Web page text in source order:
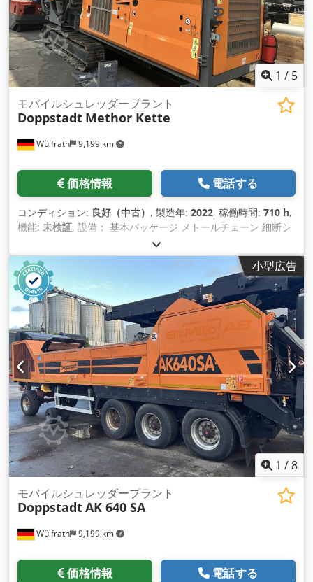
1 / 5
Wülfrath 9,199 km
モバイルシュレッダープラント
Doppstadt Methor Kette
価格情報 電話する
コンディション: 良好（中古） , 製造年: 2022, 稼働時間: 710 h,
機能: 未検証, 設備： 基本パッケージ メトールチェーン 細断シ
ステムなし - 2つの移動速度を含む無限軌道シャーシ - シャーシ
チェーン 400mm 3バー - 追加の油圧接続 70 l/min Dkjdpfsvrz
Rvox Acwor - 24V 電気制御 - 大型無線リモコン完備。 - メンテ
ナンスが容易なLEDライト付きエンジンルーム - 位置センサー
と自動制御を備えた折りたたみ式ファンネル - 油圧リバーシブ
ルファンホイール - 音響始動警告 - 塗装仕上げ: RAL 2011 ディ
ープオレンジ 特別な装備: 細断システム サイズL（8枚刃） エ
ンジン Cat C7.1、205 kW リアストラップ 6.9m オーバーバン
ドマグネット用フレーム オーバーバンドマグネット 灌漑
小型広告
1 /8
Wülfrath 9,199 km
モバイルシュレッダープラント
DoppstadtAK 640 SA
価格情報 電話する